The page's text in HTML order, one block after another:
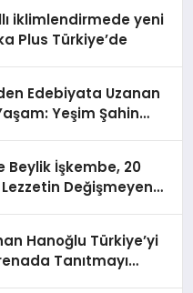
iklimlendirmede yeni
Plus Türkiye’de
Edebiyata Uzanan
Yeşim Şahin
Beylik İşkembe, 20
Lezzetin Değişmeyen
Hanoğlu Türkiye’yi
Tanıtmayı